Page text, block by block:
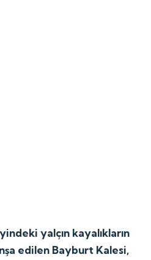
yalçın kayalıkların
edilen Bayburt Kalesi,